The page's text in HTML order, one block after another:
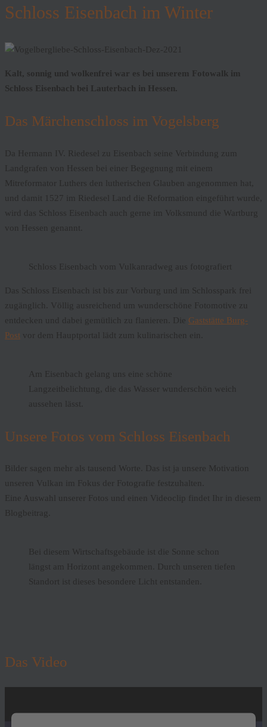
Schloss Eisenbach im Winter
Kalt, sonnig und wolkenfrei war es bei unserem Fotowalk im
Schloss Eisenbach bei Lauterbach in Hessen.
Das Märchenschloss im Vogelsberg
Da Hermann IV. Riedesel zu Eisenbach seine Verbindung zum
Landgrafen von Hessen bei einer Begegnung mit einem
Mitreformator Luthers den lutherischen Glauben angenommen hat,
und damit 1527 im Riedesel Land die Reformation eingeführt wurde,
wird das Schloss Eisenbach auch gerne im Volksmund die Wartburg
von Hessen genannt.
Schloss Eisenbach vom Vulkanradweg aus fotografiert
Das Schloss Eisenbach ist bis zur Vorburg und im Schlosspark frei
zugänglich. Völlig ausreichend um wunderschöne Fotomotive zu
entdecken und dabei gemütlich zu flanieren. Die Gaststätte Burg-
Post vor dem Hauptportal lädt zum kulinarischen ein.
Am Eisenbach gelang uns eine schöne
Langzeitbelichtung, die das Wasser wunderschön weich
aussehen lässt.
Unsere Fotos vom Schloss Eisenbach
Bilder sagen mehr als tausend Worte. Das ist ja unsere Motivation
unseren Vulkan im Fokus der Fotografie festzuhalten.
Eine Auswahl unserer Fotos und einen Videoclip findet Ihr in diesem
Blogbeitrag.
Bei diesem Wirtschaftsgebäude ist die Sonne schon
längst am Horizont angekommen. Durch unseren tiefen
Standort ist dieses besondere Licht entstanden.
Das Video